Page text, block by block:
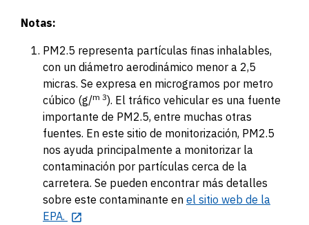
Notas:
PM2.5 representa partículas finas inhalables,
con un diámetro aerodinámico menor a 2,5
micras. Se expresa en microgramos por metro
cúbico (g/m 3). El tráfico vehicular es una fuente
importante de PM2.5, entre muchas otras
fuentes. En este sitio de monitorización, PM2.5
nos ayuda principalmente a monitorizar la
contaminación por partículas cerca de la
carretera. Se pueden encontrar más detalles
sobre este contaminante en el sitio web de la
EPA.